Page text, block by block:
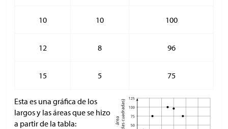
10 10 100
12 8 96
15 5 75
Esta es una gráfica de los
largos y las áreas que se hizo
a partir de la tabla: